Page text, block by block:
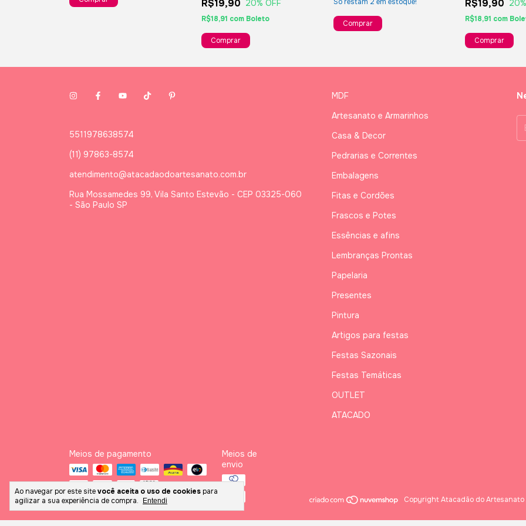
Ao navegar por este sitevocê aceita o uso de cookies para
agilizar a sua experiência de compra.
Entendi
R$19,90 20% OFF
R$18,91 com Boleto
Só restam 2 em estoque! R$19,90 20
R$18,91 com
5511978638574
(11) 97863-8574
atendimento@atacadaodoartesanato.com.br
Rua Mossamedes 99, Vila Santo Estevão - CEP 03325-060
- São Paulo SP
MDF
Artesanato e Armarinhos
Casa & Decor
Pedrarias e Correntes
Embalagens
Fitas e Cordões
Frascos e Potes
Essências e afins
Lembranças Prontas
Papelaria
Presentes
Pintura
Artigos para festas
Festas Sazonais
Festas Temáticas
OUTLET
ATACADO
Meios de pagamento
Meios de
envio
Copyright Atacadão do